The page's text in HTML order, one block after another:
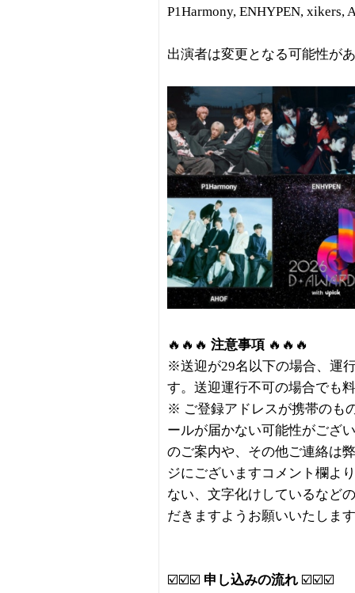
P1Harmony, ENHYPEN, xikers,
出演者は変更となる可能性が
🔥🔥🔥 注意事項 🔥🔥🔥
※送迎が29名以下の場合、運
す。送迎運行不可の場合でも
※ ご登録アドレスが携帯のも
ールが届かない可能性がござ
のご案内や、その他ご連絡は
ジにございますコメント欄よ
ない、文字化けしているなど
だきますようお願いいたしま
☑️☑️☑️ 申し込みの流れ ☑️☑️☑️